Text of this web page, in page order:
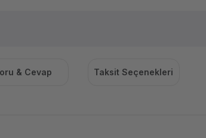
& Cevap Taksit Seçenekleri